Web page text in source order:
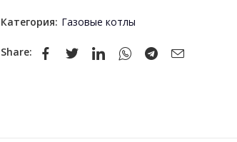
Категория: Газовые котлы
Share: